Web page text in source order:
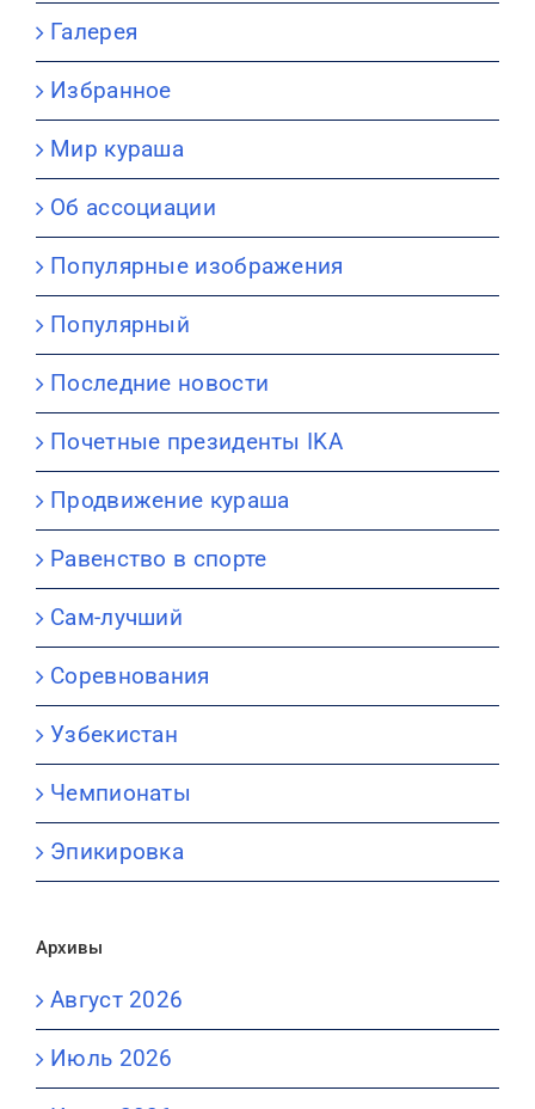
Галерея
Избранное
Мир кураша
Об ассоциации
Популярные изображения
Популярный
Последние новости
Почетные президенты IKA
Продвижение кураша
Равенство в спорте
Сам-лучший
Соревнования
Узбекистан
Чемпионаты
Эпикировка
Архивы
Август 2026
Июль 2026